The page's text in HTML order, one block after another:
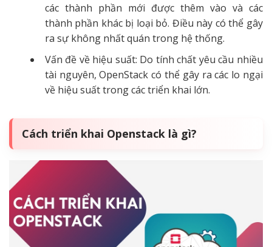
các thành phần mới được thêm vào và các
thành phần khác bị loại bỏ. Điều này có thể gây
ra sự không nhất quán trong hệ thống.
Vấn đề về hiệu suất: Do tính chất yêu cầu nhiều
tài nguyên, OpenStack có thể gây ra các lo ngại
về hiệu suất trong các triển khai lớn.
Cách triển khai Openstack là gì?